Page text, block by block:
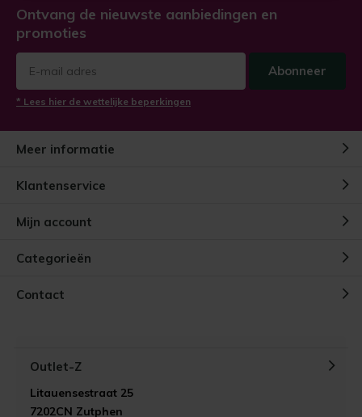
Ontvang de nieuwste aanbiedingen en
promoties
Abonneer
* Lees hier de wettelijke beperkingen
Meer informatie
Klantenservice
Mijn account
Categorieën
Contact
Outlet-Z
Litauensestraat 25
7202CN Zutphen